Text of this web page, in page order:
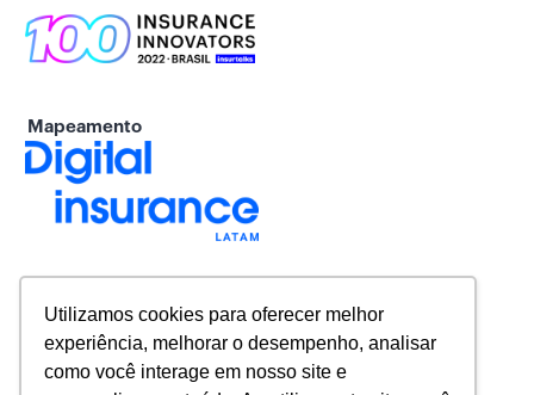
Utilizamos cookies para oferecer melhor
experiência, melhorar o desempenho, analisar
como você interage em nosso site e
Mapeamento